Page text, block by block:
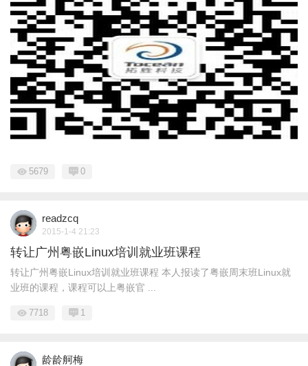
5679 0
readzcq
2015-1-4 21:23
转让广州粤嵌Linux培训就业班课程
转让广州粤嵌Linux培训就业班课程 本人报读了粤嵌周末班Linux就
业班的课程，课程可以上粤嵌官 ...
7718 1
龄龄舸梅